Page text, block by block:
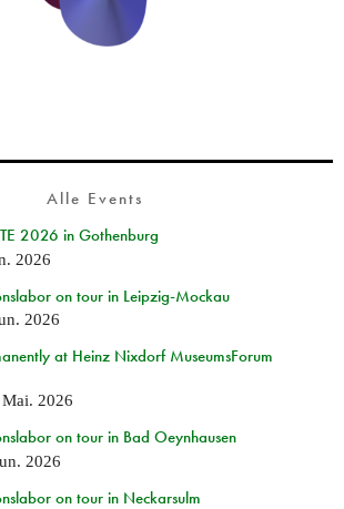
Alle Events
2026 in Gothenburg
2026
on tour in Leipzig-Mockau
2026
at Heinz Nixdorf MuseumsForum
Mai. 2026
on tour in Bad Oeynhausen
2026
on tour in Neckarsulm